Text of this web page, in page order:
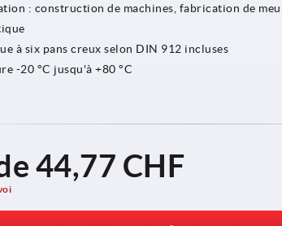
: construction de machines, fabrication de
à six pans creux selon DIN 912 incluses
-20 °C jusqu'à +80 °C
44,77 CHF